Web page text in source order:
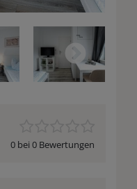
0 bei 0 Bewertungen